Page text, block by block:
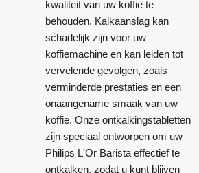
kwaliteit van uw koffie te
behouden. Kalkaanslag kan
schadelijk zijn voor uw
koffiemachine en kan leiden tot
vervelende gevolgen, zoals
verminderde prestaties en een
onaangename smaak van uw
koffie. Onze ontkalkingstabletten
zijn speciaal ontworpen om uw
Philips L'Or Barista effectief te
ontkalken, zodat u kunt blijven